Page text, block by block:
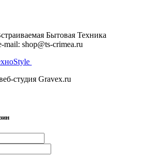
Бытовая Техника
mail: shop@ts-crimea.ru
студия Gravex.ru